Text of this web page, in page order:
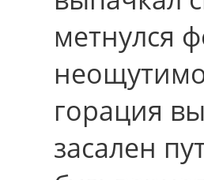
метнулся
горация
засален